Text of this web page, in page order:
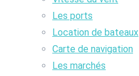
Les ports
Location de bateaux
Carte de navigation
Les marchés